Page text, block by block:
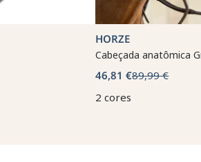
HORZE
Cabeçada anatômica
46,81 €89,99 €
2 cores